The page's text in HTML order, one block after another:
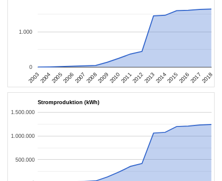
2003200420052006200720082009201020112012201320142015201620172018
0
1.000
Stromproduktion (kWh)
500.000
1.000.000
1.500.000